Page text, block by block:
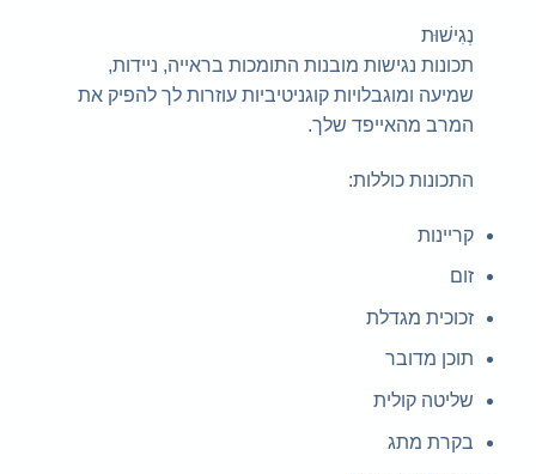
נְגִישׁוּת
תכונות נגישות מובנות התומכות בראייה, ניידות,
שמיעה ומוגבלויות קוגניטיביות עוזרות לך להפיק את
המרב מהאייפד שלך.
התכונות כוללות:
קריינות
זום
זכוכית מגדלת
תוכן מדובר
שליטה קולית
בקרת מתג